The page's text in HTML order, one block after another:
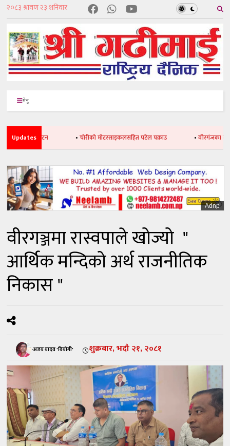
मेनु
Updates
उदघाटन चोरीको मोटरसाइकलसहित पटेल पक्राउ वीरगंजका
Adnp
वीरगञ्जमा रास्वपाले खोज्यो "
आर्थिक मन्दिको अर्थ राजनीतिक
निकास "
-अजय यादव 'वियोगी' शुक्रबार, भदौ २१, २०८१